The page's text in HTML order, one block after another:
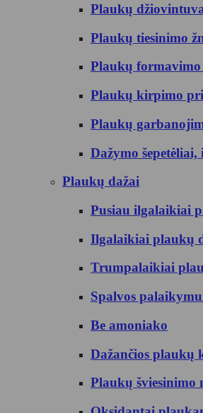
Plaukų
Plaukų tiesinimo
Plaukų formavimo
Plaukų kirpimo
Plaukų
Dažymo šepetėliai,
Plaukų dažai
Pusiau ilgalaikiai
Ilgalaikiai plaukų
Trumpalaikiai
Spalvos
Be amoniako
Dažančios plaukų
Plaukų šviesinimo